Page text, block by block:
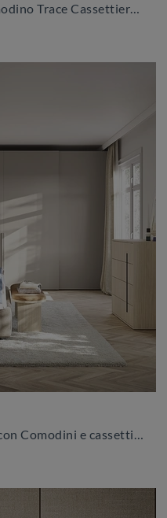
Clicca e scopri di più sul comodino Trace Cassettiera: Comodini e mobili con cassetti di Colombini Casa sono ideali per spazi moderni.
Vuoi arredare la zona notte con Comodini e cassettiere di Colombini Casa? Ecco qui il modello Trace Gruppo Notte in melaminico per spazi moderni.